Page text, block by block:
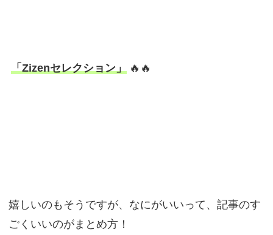
「Zizenセレクション」 🔥🔥
嬉しいのもそうですが、なにがいいって、記事のす
ごくいいのがまとめ方！